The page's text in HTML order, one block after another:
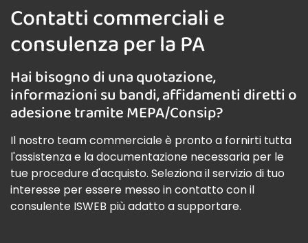
Contatti commerciali e
consulenza per la PA
Hai bisogno di una quotazione,
informazioni su bandi, affidamenti diretti o
adesione tramite MEPA/Consip?
Il nostro team commerciale è pronto a fornirti tutta
l'assistenza e la documentazione necessaria per le
tue procedure d'acquisto. Seleziona il servizio di tuo
interesse per essere messo in contatto con il
consulente ISWEB più adatto a supportare.